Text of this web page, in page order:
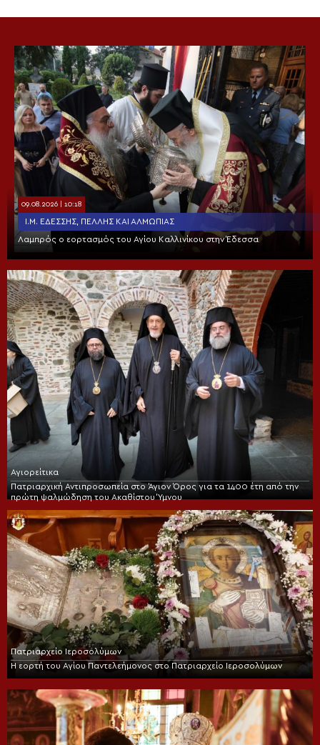
09.08.2026 | 10:18
Ι.Μ. ΕΔΈΣΣΗΣ, ΠΈΛΛΗΣ ΚΑΙ ΑΛΜΩΠΊΑΣ
Λαμπρός ο εορτασμός του Αγίου Καλλινίκου στην Έδεσσα
Αγιορείτικα
Πατριαρχική Αντιπροσωπεία στο Άγιον Όρος για τα 1400 έτη από την
πρώτη ψαλμώδηση του Ακαθίστου Ύμνου
Πατριαρχείο Ιεροσολύμων
Η εορτή του Αγίου Παντελεήμονος στο Πατριαρχείο Ιεροσολύμων